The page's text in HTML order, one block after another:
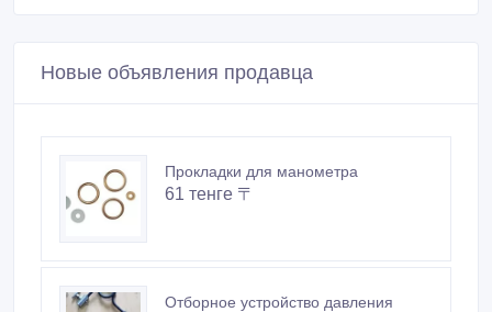
Новые объявления продавца
Прокладки для манометра
61 тенге 〒
Отборное устройство давления